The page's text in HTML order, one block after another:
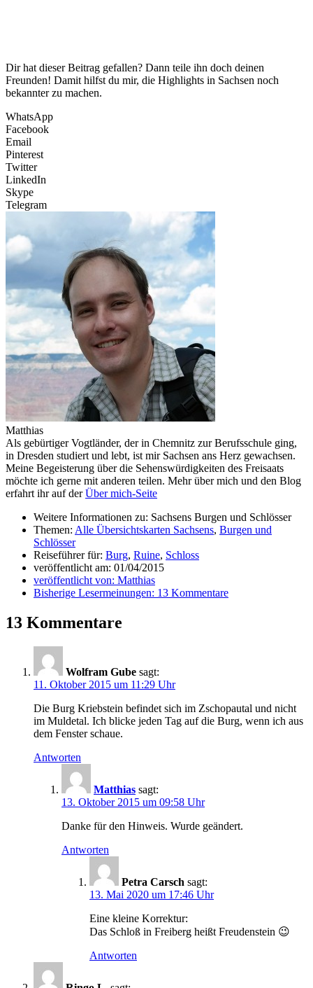
Dir hat dieser Beitrag gefallen? Dann teile ihn doch deinen
Freunden! Damit hilfst du mir, die Highlights in Sachsen noch
bekannter zu machen.
WhatsApp
Facebook
Email
Pinterest
Twitter
LinkedIn
Skype
Telegram
Matthias
Als gebürtiger Vogtländer, der in Chemnitz zur Berufsschule ging,
in Dresden studiert und lebt, ist mir Sachsen ans Herz gewachsen.
Meine Begeisterung über die Sehenswürdigkeiten des Freisaats
möchte ich gerne mit anderen teilen. Mehr über mich und den Blog
erfahrt ihr auf derÜber mich-Seite
Weitere Informationen zu: Sachsens Burgen und Schlösser
Themen: Alle Übersichtskarten Sachsens, Burgen und
Schlösser
Reiseführer für: Burg, Ruine, Schloss
veröffentlicht am: 01/04/2015
veröffentlicht von: Matthias
Bisherige Lesermeinungen: 13 Kommentare
13 Kommentare
Wolfram Gube sagt:
11. Oktober 2015 um 11:29 Uhr
Die Burg Kriebstein befindet sich im Zschopautal und nicht
im Muldetal. Ich blicke jeden Tag auf die Burg, wenn ich aus
dem Fenster schaue.
Antworten
Matthias sagt:
13. Oktober 2015 um 09:58 Uhr
Danke für den Hinweis. Wurde geändert.
Antworten
Petra Carsch sagt:
13. Mai 2020 um 17:46 Uhr
Eine kleine Korrektur:
Das Schloß in Freiberg heißt Freudenstein 😉
Antworten